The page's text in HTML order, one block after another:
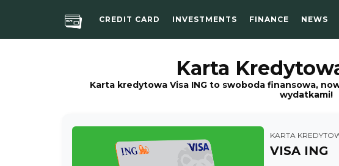
CREDIT CARD INVESTMENTS FINANCE NEWS
Karta
Karta kredytowa Visa ING to swoboda finansowa,
wydatkami!
KARTA
VISA ING